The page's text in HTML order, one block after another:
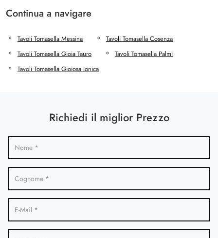
Continua a navigare
Tavoli Tomasella Messina
Tavoli Tomasella Cosenza
Tavoli Tomasella Gioia Tauro
Tavoli Tomasella Palmi
Tavoli Tomasella Gioiosa Ionica
Richiedi il miglior Prezzo